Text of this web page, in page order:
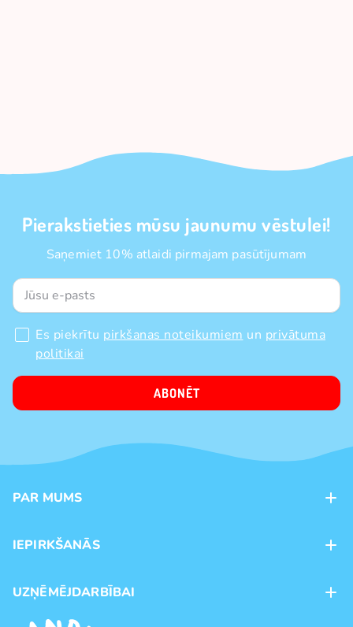
Pierakstieties mūsu jaunumu vēstulei!
Saņemiet 10% atlaidi pirmajam pasūtījumam
Es piekrītu pirkšanas noteikumiem un privātuma
politikai
ABONĒT
PAR MUMS
Veikali
Preču zīmoli
IEPIRKŠANĀS
Piegāde
UZŅĒMĒJDARBĪBAI
Franšīze